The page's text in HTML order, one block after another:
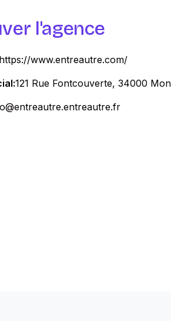
l'agence
https://www.entreautre.com/
121 Rue Fontcouverte, 34000